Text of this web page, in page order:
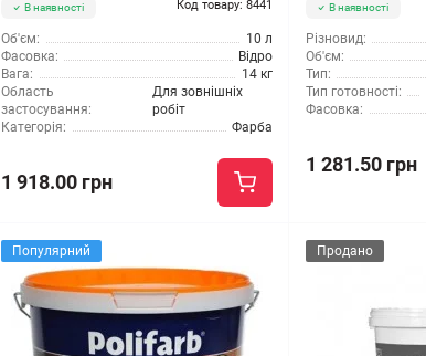
В наявності Код товару: 8441
Об'єм:
10 л
Фасовка:
Відро
Вага:
14 кг
Область
застосування:
Для зовнішніх
робіт
Категорія:
Фарба
1 918.00 грн
В наявності
Різновид:
Об'єм:
Тип:
Тип готовності:
Фасовка:
1 281.50 грн
Популярний Продано